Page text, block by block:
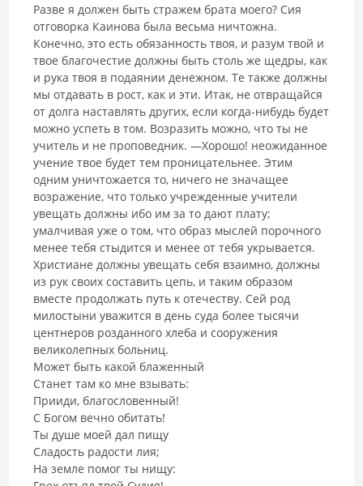
Разве я должен быть стражем брата моего? Сия
отговорка Каинова была весьма ничтожна.
Конечно, это есть обязанность твоя, и разум твой и
твое благочестие должны быть столь же щедры, как
и рука твоя в подаянии денежном. Те также должны
мы отдавать в рост, как и эти. Итак, не отвращайся
от долга наставлять других, если когда-нибудь будет
можно успеть в том. Возразить можно, что ты не
учитель и не проповедник. ―Хорошо! неожиданное
учение твое будет тем проницательнее. Этим
одним уничтожается то, ничего не значащее
возражение, что только учрежденные учители
увещать должны ибо им за то дают плату;
умалчивая уже о том, что образ мыслей порочного
менее тебя стыдится и менее от тебя укрывается.
Христиане должны увещать себя взаимно, должны
из рук своих составить цепь, и таким образом
вместе продолжать путь к отечеству. Сей род
милостыни уважится в день суда более тысячи
центнеров розданного хлеба и сооружения
великолепных больниц.
Может быть какой блаженный
Станет там ко мне взывать:
Прииди, благословенный!
С Богом вечно обитать!
Ты душе моей дал пищу
Сладость радости лия;
На земле помог ты нищу: